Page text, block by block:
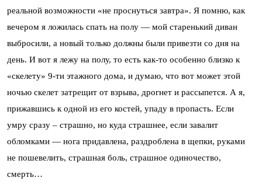
реальной возможности «не проснуться завтра». Я помню, как
вечером я ложилась спать на полу — мой старенький диван
выбросили, а новый только должны были привезти со дня на
день. И вот я лежу на полу, то есть как-то особенно близко к
«скелету» 9-ти этажного дома, и думаю, что вот может этой
ночью скелет затрещит от взрыва, дрогнет и рассыпется. А я,
прижавшись к одной из его костей, упаду в пропасть. Если
умру сразу – страшно, но куда страшнее, если завалит
обломками — нога придавлена, раздроблена в щепки, руками
не пошевелить, страшная боль, страшное одиночество,
смерть…